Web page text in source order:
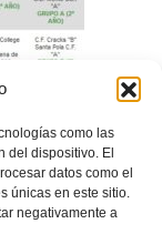
como las
del dispositivo. El
datos como el
únicas en este sitio.
negativamente a